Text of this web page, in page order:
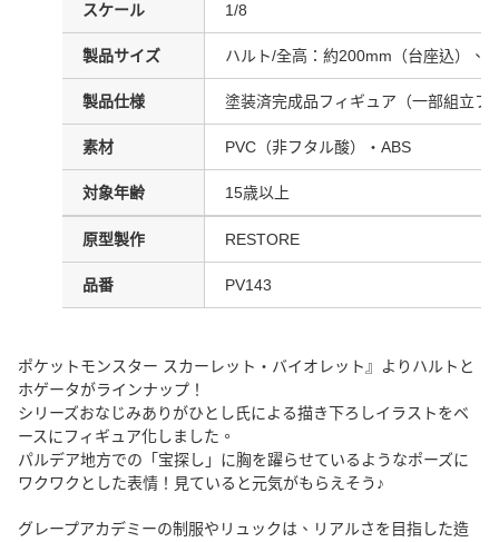
スケール 1/8
製品サイズ ハルト/全高：約200mm（台座込）、
製品仕様 塗装済完成品フィギュア（一部組立フ
素材 PVC（非フタル酸）・ABS
対象年齢 15歳以上
原型製作 RESTORE
品番 PV143
ポケットモンスター スカーレット・バイオレット』よりハルトと
ホゲータがラインナップ！
シリーズおなじみありがひとし氏による描き下ろしイラストをベ
ースにフィギュア化しました。
パルデア地方での「宝探し」に胸を躍らせているようなポーズに
ワクワクとした表情！見ていると元気がもらえそう♪
グレープアカデミーの制服やリュックは、リアルさを目指した造